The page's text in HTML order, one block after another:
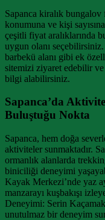
Sapanca kiralık
konumuna ve kişi
çeşitli fiyat aralıklarında
uygun olanı
barbekü alanı gibi ek
sitemizi ziyaret edebilir
bilgi alabilirsiniz.
Sapanca’da
Buluştuğu Nokta
Sapanca, hem doğa
aktiviteler sunmaktadır.
ormanlık alanlarda
biniciliği deneyimi
Kayak Merkezi’nde yaz
manzarayı kuşbakışı
Deneyimi: Serin
unutulmaz bir deneyim